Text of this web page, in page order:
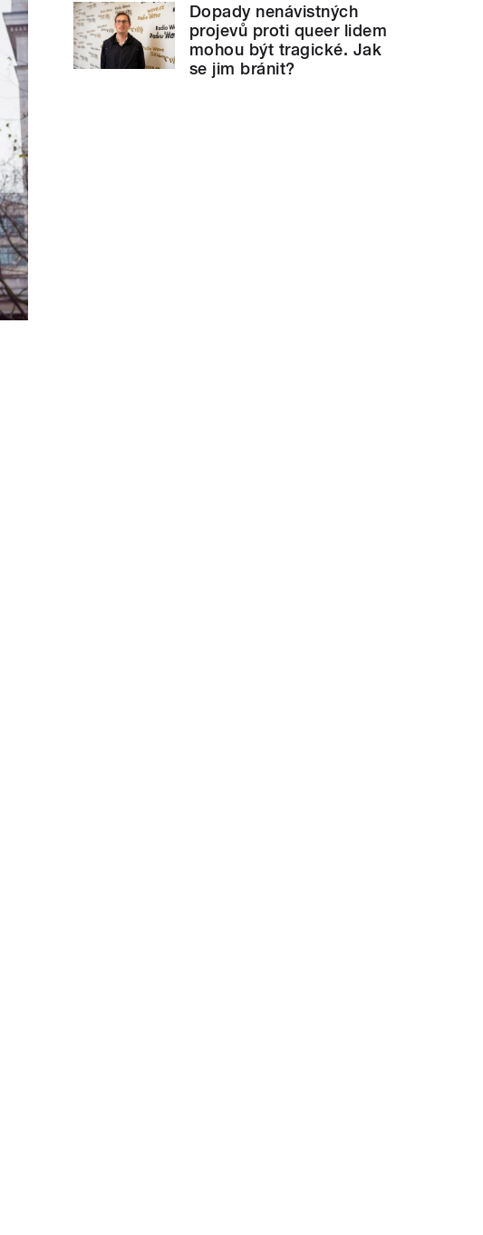
Dopady nenávistných
projevů proti queer lidem
mohou být tragické. Jak
se jim bránit?